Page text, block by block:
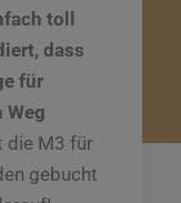
toll
dass
für
Weg
die M3 für
gebucht